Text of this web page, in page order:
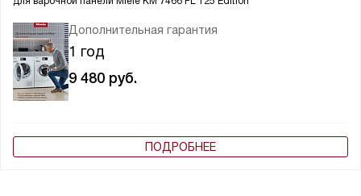
Дополнительная гарантия
1 год
9 480 руб.
ПОДРОБНЕЕ